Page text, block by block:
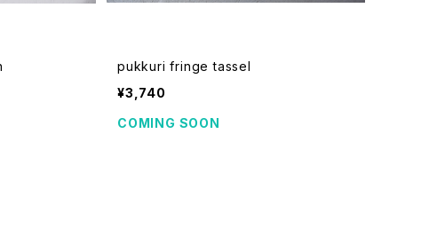
pukkuri fringe tassel
¥3,740
COMING SOON